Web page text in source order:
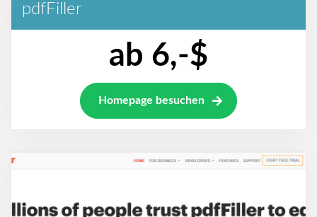
pdfFiller
ab 6,-$
Homepage besuchen